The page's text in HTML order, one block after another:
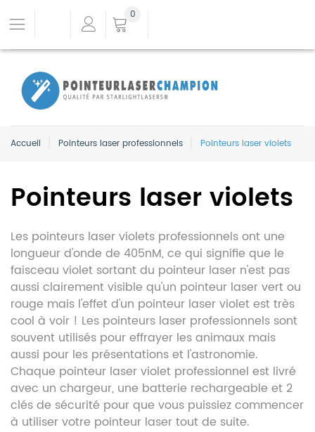
0
Accueil Pointeurs laser professionnels Pointeurs laser violets
Pointeurs laser violets
Les pointeurs laser violets professionnels ont une
longueur d'onde de 405nM, ce qui signifie que le
faisceau violet sortant du pointeur laser n'est pas
aussi clairement visible qu'un pointeur laser vert ou
rouge mais l'effet d'un pointeur laser violet est très
cool à voir ! Les pointeurs laser professionnels sont
souvent utilisés pour effrayer les animaux mais
aussi pour les présentations et l'astronomie.
Chaque pointeur laser violet professionnel est livré
avec un chargeur, une batterie rechargeable et 2
clés de sécurité pour que vous puissiez commencer
à utiliser votre pointeur laser tout de suite.